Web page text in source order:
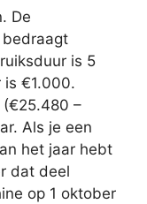
De
bedraagt
is 5
is €1.000.
(€25.480 –
Als je een
het jaar hebt
dat deel
op 1 oktober